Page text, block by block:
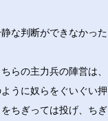
な判断ができなかった
らの主力兵の陣営は、
うに奴らをぐいぐい押
ちぎっては投げ、ちぎ